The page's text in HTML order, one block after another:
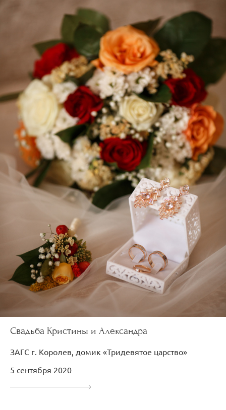
Свадьба Кристины и Александра
ЗАГС г. Королев, домик «Тридевятое царство»
5 сентября 2020